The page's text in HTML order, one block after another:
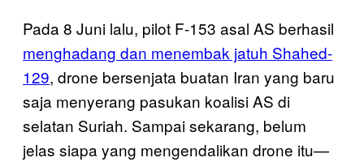
Pada 8 Juni lalu, pilot F-153 asal AS berhasil
menghadang dan menembak jatuh Shahed-
129, drone bersenjata buatan Iran yang baru
saja menyerang pasukan koalisi AS di
selatan Suriah. Sampai sekarang, belum
jelas siapa yang mengendalikan drone itu—